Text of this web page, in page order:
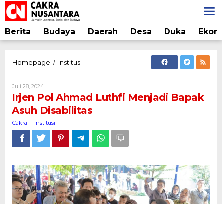
Lewati
ke
konten
Berita Budaya Daerah Desa Duka
Homepage / InstitusiIrjen
Menjadi
Bapak
Disabilitas
Juli 28, 2024Oleh
Cakra
Irjen Pol Ahmad Luthfi Menjadi Bapak
Asuh Disabilitas
Cakra - Institusi